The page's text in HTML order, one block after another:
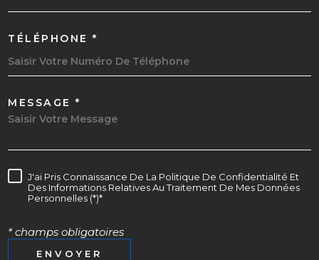
TÉLÉPHONE *
MESSAGE *
J'ai Pris Connaissance De La Politique De Confidentialité Et
Des Informations Relatives Au Traitement De Mes Données
Personnelles (*)*
* champs obligatoires
ENVOYER